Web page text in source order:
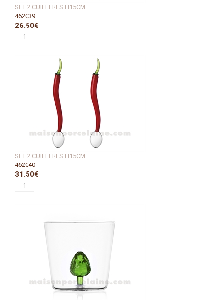
SET 2 CUILLERES H15CM
462039
26.50€
SET 2 CUILLERES H15CM
462040
31.50€